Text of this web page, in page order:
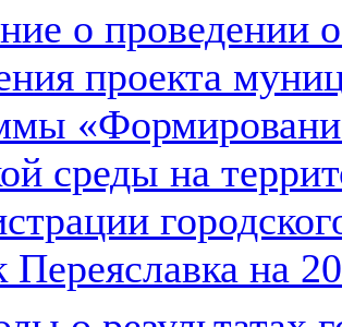
о проведении
проекта
среды на
Переяславка на